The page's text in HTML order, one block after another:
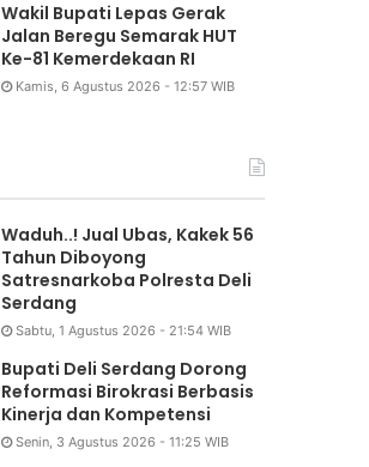
Wakil Bupati Lepas Gerak
Jalan Beregu Semarak HUT
Ke-81 Kemerdekaan RI
Kamis, 6 Agustus 2026 - 12:57 WIB
Waduh..! Jual Ubas, Kakek 56
Tahun Diboyong
Satresnarkoba Polresta Deli
Serdang
Sabtu, 1 Agustus 2026 - 21:54 WIB
Bupati Deli Serdang Dorong
Reformasi Birokrasi Berbasis
Kinerja dan Kompetensi
Senin, 3 Agustus 2026 - 11:25 WIB